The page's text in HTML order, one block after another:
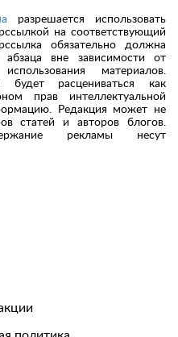
разрешается использовать
на соответствующий
обязательно должна
вне зависимости от
материалов.
расцениваться как
прав интеллектуальной
Редакция может не
статей и авторов блогов.
рекламы несут